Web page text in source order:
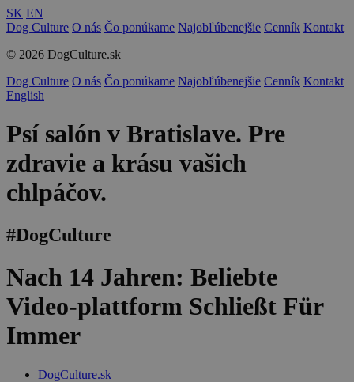
SK EN
Dog Culture O nás Čo ponúkame Najobľúbenejšie Cenník Kontakt
© 2026 DogCulture.sk
Dog Culture O nás Čo ponúkame Najobľúbenejšie Cenník Kontakt
English
Psí salón v Bratislave. Pre
zdravie a krásu vašich
chlpáčov.
#DogCulture
Nach 14 Jahren: Beliebte
Video-plattform Schließt Für
Immer
DogCulture.sk